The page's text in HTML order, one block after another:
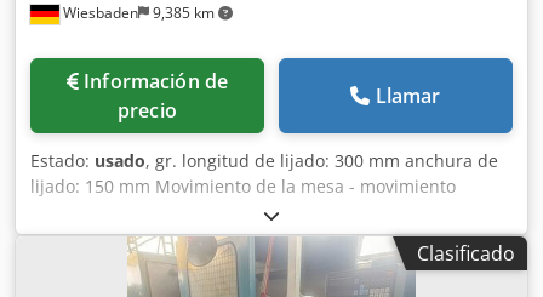
Wiesbaden 9,385 km
Información de
precio
Llamar
Estado: usado, gr. longitud de lijado: 300 mm anchura de
lijado: 150 mm Movimiento de la mesa - movimiento
longitudinal: 2 - 20 m/min velocidad del disco de lijado:
3000 rpm conexión eléctrica: 380 V, 1,1 kW Credpjr Nyatjfx
Apcjf Espacio necesario: 1500 x 1100 x 1750 mm Peso: 920
Clasificado